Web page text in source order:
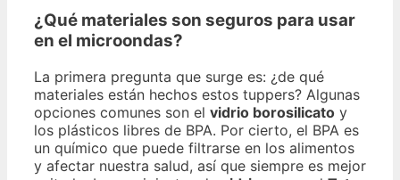
¿Qué materiales son seguros para usar
en el microondas?
La primera pregunta que surge es: ¿de qué
materiales están hechos estos tuppers? Algunas
opciones comunes son el vidrio borosilicato y
los plásticos libres de BPA. Por cierto, el BPA es
un químico que puede filtrarse en los alimentos
y afectar nuestra salud, así que siempre es mejor